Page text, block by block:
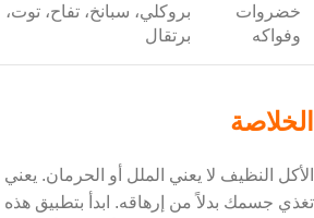
خضروات
وفواكه
بروكلي، سبانخ، تفاح، توت،
برتقال
الخلاصة
الأكل النظيف لا يعني الملل أو الحرمان. يعني
تغذي جسمك بدلاً من إرهاقه. ابدأ بتطبيق هذه